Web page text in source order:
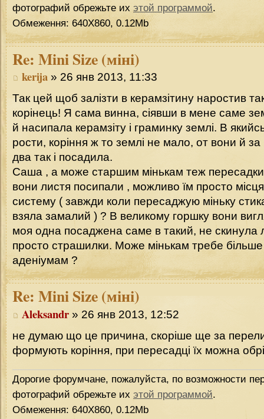
фотографий обрежьте их этой программой.
Обмеження: 640Х860, 0.12Mb
Re: Mini Size (міні)
kerija » 26 янв 2013, 11:33
Так цей щоб залізти в керамзітину наростив
корінець! Я сама винна, сіявши в мене саме
й насипала керамзіту і граминку землі. В
рости, коріння ж то землі не мало, от вони й за
два так і посадила.
Саша , а може старшим мінькам теж
вони листя посипали , можливо їм просто
систему ( завжди коли пересаджую міньку
взяла замалий ) ? В великому горшку вони
моя одна посаджена саме в такий, не скинула
просто страшилки. Може мінькам требе більше
аденіумам ?
Re: Mini Size (міні)
Aleksandr » 26 янв 2013, 12:52
не думаю що це причина, скоріше ще за
формують коріння, при пересадці їх можна
Дорогие форумчане, пожалуйста, по возможности
фотографий обрежьте их этой программой.
Обмеження: 640Х860, 0.12Mb